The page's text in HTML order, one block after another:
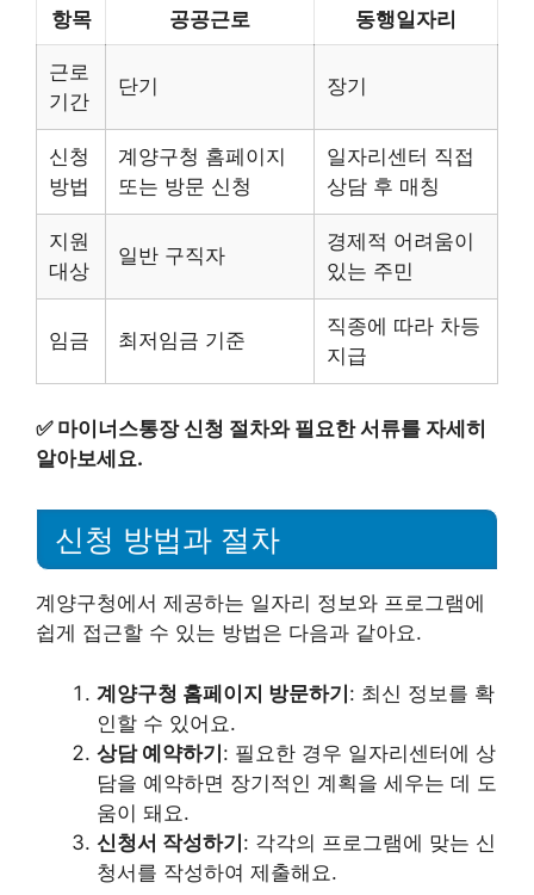
항목 공공근로 동행일자리
근로
기간
단기 장기
신청
방법
계양구청 홈페이지
또는 방문 신청
일자리센터 직접
상담 후 매칭
지원
대상
일반 구직자
경제적 어려움이
있는 주민
임금 최저임금 기준
직종에 따라 차등
지급
✅ 마이너스통장 신청 절차와 필요한 서류를 자세히
알아보세요.
신청 방법과 절차
계양구청에서 제공하는 일자리 정보와 프로그램에
쉽게 접근할 수 있는 방법은 다음과 같아요.
계양구청 홈페이지 방문하기: 최신 정보를 확
인할 수 있어요.
상담 예약하기: 필요한 경우 일자리센터에 상
담을 예약하면 장기적인 계획을 세우는 데 도
움이 돼요.
신청서 작성하기: 각각의 프로그램에 맞는 신
청서를 작성하여 제출해요.